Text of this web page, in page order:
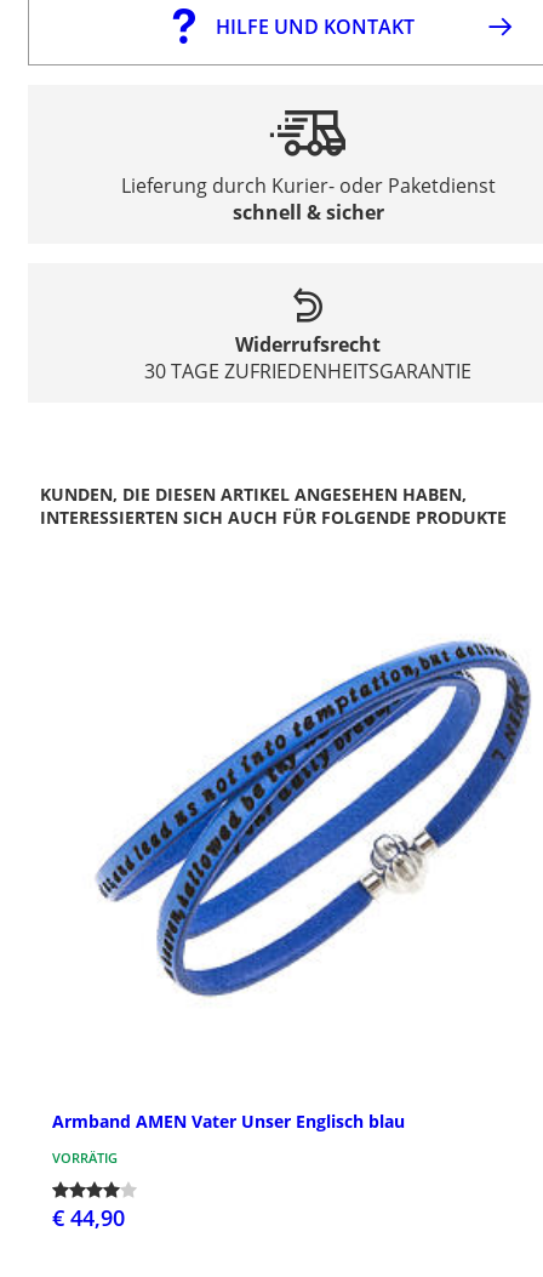
HILFE UND KONTAKT
Lieferung durch Kurier- oder Paketdienst
schnell & sicher
Widerrufsrecht
30 TAGE ZUFRIEDENHEITSGARANTIE
KUNDEN, DIE DIESEN ARTIKEL ANGESEHEN HABEN,
INTERESSIERTEN SICH AUCH FÜR FOLGENDE PRODUKTE
Armband AMEN Vater Unser Englisch blau
VORRÄTIG
€ 44,90